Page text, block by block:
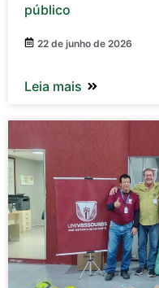
público
22 de junho de 2026
Leia mais